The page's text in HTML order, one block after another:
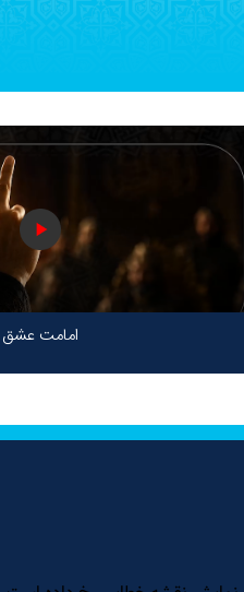
امامت عشق